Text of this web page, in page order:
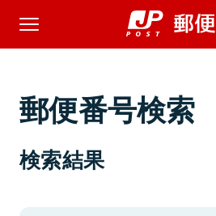
郵便番号検索
検索結果